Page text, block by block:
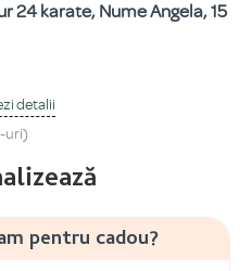
24 karate, Nume Angela, 15
detalii
uri)
pentru cadou?